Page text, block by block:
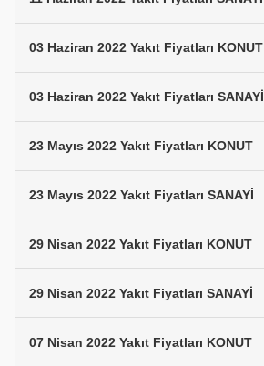
03 Haziran 2022 Yakıt Fiyatları KONUT
03 Haziran 2022 Yakıt Fiyatları SANAYİ
23 Mayıs 2022 Yakıt Fiyatları KONUT
23 Mayıs 2022 Yakıt Fiyatları SANAYİ
29 Nisan 2022 Yakıt Fiyatları KONUT
29 Nisan 2022 Yakıt Fiyatları SANAYİ
07 Nisan 2022 Yakıt Fiyatları KONUT